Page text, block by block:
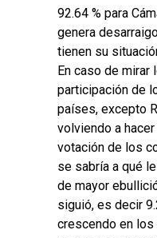
92.64 % para
genera
tienen su
En caso de
participación de
países, excepto
volviendo a
votación de los
se sabría a qué
de mayor
siguió, es decir
crescendo en los